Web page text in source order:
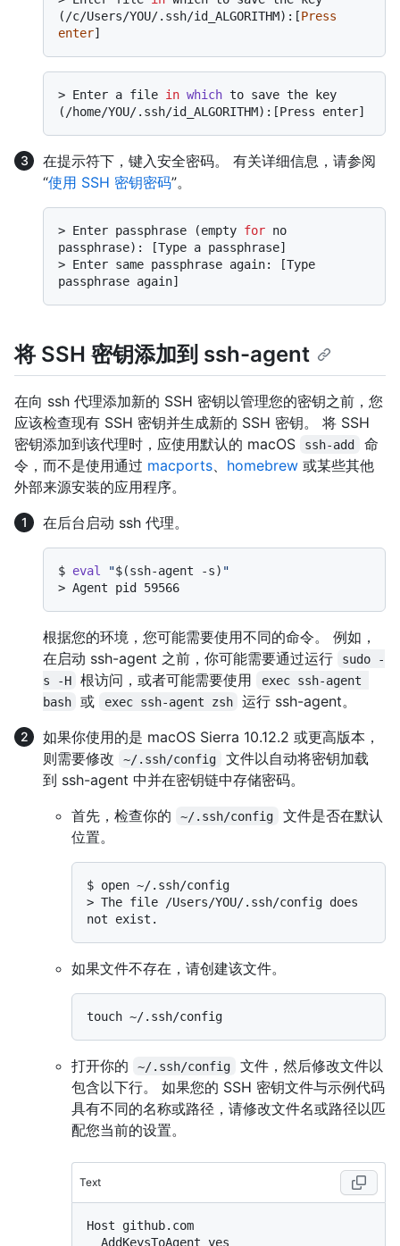
(/c/Users/YOU/.ssh/id_ALGORITHM):[Press
enter
> Enter a file in which to save the key
(/home/YOU/.ssh/id_ALGORITHM):[Press enter]
在提示符下，键入安全密码。 有关详细信息，请参阅
“使用 SSH 密钥密码”。
> Enter passphrase (empty for no
passphrase): [Type a passphrase]
> Enter same passphrase again: [Type
passphrase again]
将 SSH 密钥添加到 ssh-agent
在向 ssh 代理添加新的 SSH 密钥以管理您的密钥之前，您
应该检查现有 SSH 密钥并生成新的 SSH 密钥。 将 SSH
密钥添加到该代理时，应使用默认的 macOS
ssh-add
命
令，而不是使用通过 macports homebrew 或某些其他
外部来源安装的应用程序。
在后台启动 ssh 代理。
$ eval "$(ssh-agent -s) "
> Agent pid 59566
根据您的环境，您可能需要使用不同的命令。 例如，
在启动 ssh-agent 之前，你可能需要通过运行
sudo -
s -H
根访问，或者可能需要使用
exec ssh-agent
bash
或 exec ssh-agent zsh
运行 ssh-agent。
如果你使用的是 macOS Sierra 10.12.2 或更高版本，
则需要修改
~/.ssh/config
文件以自动将密钥加载
到 ssh-agent 中并在密钥链中存储密码。
首先，检查你的
~/.ssh/config
文件是否在默认
位置。
$ open ~/.ssh/config
> The file /Users/YOU/.ssh/config does
not exist.
如果文件不存在，请创建该文件。
打开你的 ~/.ssh/config
文件，然后修改文件以
包含以下行。 如果您的 SSH 密钥文件与示例代码
具有不同的名称或路径，请修改文件名或路径以匹
配您当前的设置。
Text
Host github.com